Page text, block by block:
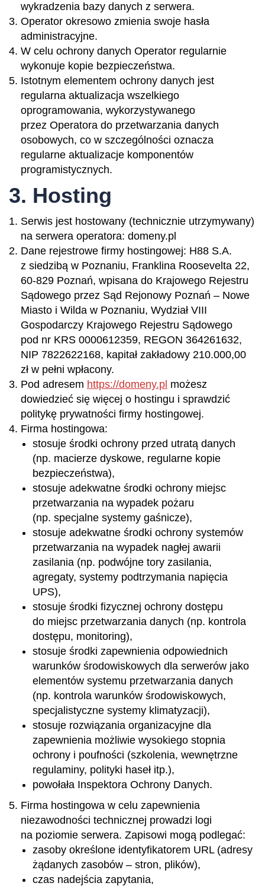
wykradzenia bazy danych z serwera.
Operator okresowo zmienia swoje hasła
administracyjne.
W celu ochrony danych Operator regularnie
wykonuje kopie bezpieczeństwa.
Istotnym elementem ochrony danych jest
regularna aktualizacja wszelkiego
oprogramowania, wykorzystywanego
przez Operatora do przetwarzania danych
osobowych, co w szczególności oznacza
regularne aktualizacje komponentów
programistycznych.
3. Hosting
Serwis jest hostowany (technicznie utrzymywany)
na serwera operatora: domeny.pl
Dane rejestrowe firmy hostingowej: H88 S.A.
z siedzibą w Poznaniu, Franklina Roosevelta 22,
60-829 Poznań, wpisana do Krajowego Rejestru
Sądowego przez Sąd Rejonowy Poznań – Nowe
Miasto i Wilda w Poznaniu, Wydział VIII
Gospodarczy Krajowego Rejestru Sądowego
pod nr KRS 0000612359, REGON 364261632,
NIP 7822622168, kapitał zakładowy 210.000,00
zł w pełni wpłacony.
Pod adresem https://domeny.pl możesz
dowiedzieć się więcej o hostingu i sprawdzić
politykę prywatności firmy hostingowej.
Firma hostingowa:
stosuje środki ochrony przed utratą danych
(np. macierze dyskowe, regularne kopie
bezpieczeństwa),
stosuje adekwatne środki ochrony miejsc
przetwarzania na wypadek pożaru
(np. specjalne systemy gaśnicze),
stosuje adekwatne środki ochrony systemów
przetwarzania na wypadek nagłej awarii
zasilania (np. podwójne tory zasilania,
agregaty, systemy podtrzymania napięcia
UPS),
stosuje środki fizycznej ochrony dostępu
do miejsc przetwarzania danych (np. kontrola
dostępu, monitoring),
stosuje środki zapewnienia odpowiednich
warunków środowiskowych dla serwerów jako
elementów systemu przetwarzania danych
(np. kontrola warunków środowiskowych,
specjalistyczne systemy klimatyzacji),
stosuje rozwiązania organizacyjne dla
zapewnienia możliwie wysokiego stopnia
ochrony i poufności (szkolenia, wewnętrzne
regulaminy, polityki haseł itp.),
powołała Inspektora Ochrony Danych.
Firma hostingowa w celu zapewnienia
niezawodności technicznej prowadzi logi
na poziomie serwera. Zapisowi mogą podlegać:
zasoby określone identyfikatorem URL (adresy
żądanych zasobów – stron, plików),
czas nadejścia zapytania,